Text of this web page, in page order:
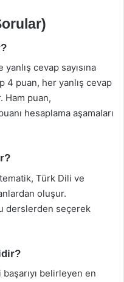
cevap sayısına
4 puan, her yanlış cevap
Ham puan,
hesaplama aşamaları
Türk Dili ve
oluşur.
derslerden seçerek
belirleyen en